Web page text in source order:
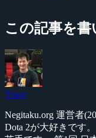
この記事を書
Yossy
Negitaku.org 運営者
Dota 2が大好きです